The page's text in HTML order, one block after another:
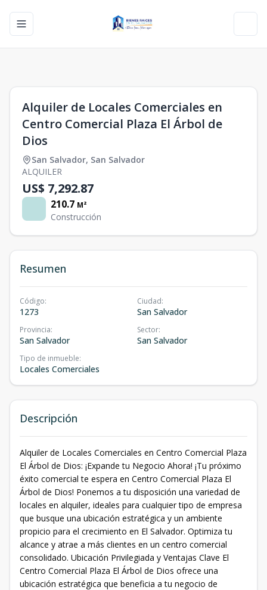
Toggle navigation menu
Alquiler de Locales Comerciales en
Centro Comercial Plaza El Árbol de
Dios
San Salvador, San Salvador
ALQUILER
US$ 7,292.87
210.7 M²
Construcción
Resumen
Código:
1273
Ciudad:
San Salvador
Provincia:
San Salvador
Sector:
San Salvador
Tipo de inmueble:
Locales Comerciales
Descripción
Alquiler de Locales Comerciales en Centro Comercial Plaza
El Árbol de Dios: ¡Expande tu Negocio Ahora! ¡Tu próximo
éxito comercial te espera en Centro Comercial Plaza El
Árbol de Dios! Ponemos a tu disposición una variedad de
locales en alquiler, ideales para cualquier tipo de empresa
que busque una ubicación estratégica y un ambiente
propicio para el crecimiento en El Salvador. Optimiza tu
alcance y atrae a más clientes en un centro comercial
consolidado. Ubicación Privilegiada y Ventajas Clave El
Centro Comercial Plaza El Árbol de Dios ofrece una
ubicación estratégica que beneficia a tu negocio de